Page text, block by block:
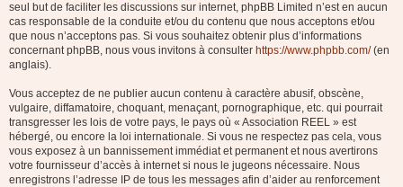
seul but de faciliter les discussions sur internet, phpBB Limited n’est en aucun
cas responsable de la conduite et/ou du contenu que nous acceptons et/ou
que nous n’acceptons pas. Si vous souhaitez obtenir plus d’informations
concernant phpBB, nous vous invitons à consulter https://www.phpbb.com/(en
anglais).
Vous acceptez de ne publier aucun contenu à caractère abusif, obscène,
vulgaire, diffamatoire, choquant, menaçant, pornographique, etc. qui pourrait
transgresser les lois de votre pays, le pays où « Association REEL » est
hébergé, ou encore la loi internationale. Si vous ne respectez pas cela, vous
vous exposez à un bannissement immédiat et permanent et nous avertirons
votre fournisseur d’accès à internet si nous le jugeons nécessaire. Nous
enregistrons l’adresse IP de tous les messages afin d’aider au renforcement